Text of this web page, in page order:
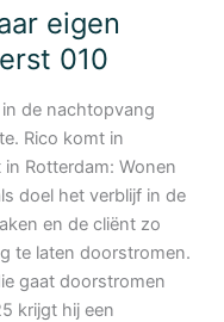
eigen
010
de nachtopvang
Rico komt in
Rotterdam: Wonen
doel het verblijf in de
en de cliënt zo
te laten doorstromen.
gaat doorstromen
krijgt hij een